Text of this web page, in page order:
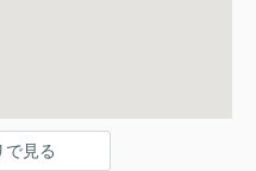
で見る